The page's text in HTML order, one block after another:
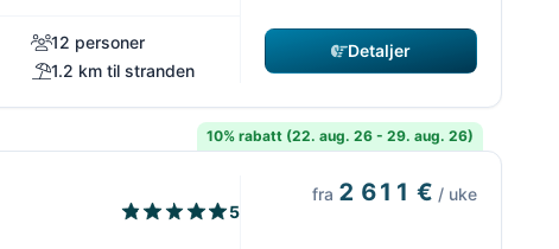
12 personer
1.2 km til stranden
Detaljer
10% rabatt (22. aug. 26 - 29. aug. 26)
5
fra 2 611 € / uke